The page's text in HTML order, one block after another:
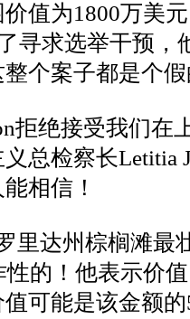
值为1800万美
寻求选举干预，
个案子都是个
拒绝接受我们在
总检察长Letitia
相信！
里达州棕榈滩最
性的！他表示价值
可能是该金额的